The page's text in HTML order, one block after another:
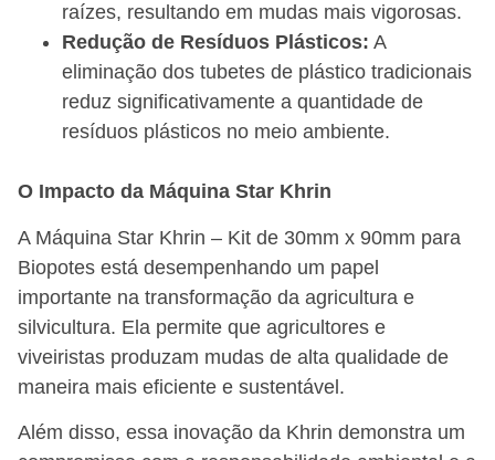
raízes, resultando em mudas mais vigorosas.
Redução de Resíduos Plásticos: A
eliminação dos tubetes de plástico tradicionais
reduz significativamente a quantidade de
resíduos plásticos no meio ambiente.
O Impacto da Máquina Star Khrin
A Máquina Star Khrin – Kit de 30mm x 90mm para
Biopotes está desempenhando um papel
importante na transformação da agricultura e
silvicultura. Ela permite que agricultores e
viveiristas produzam mudas de alta qualidade de
maneira mais eficiente e sustentável.
Além disso, essa inovação da Khrin demonstra um